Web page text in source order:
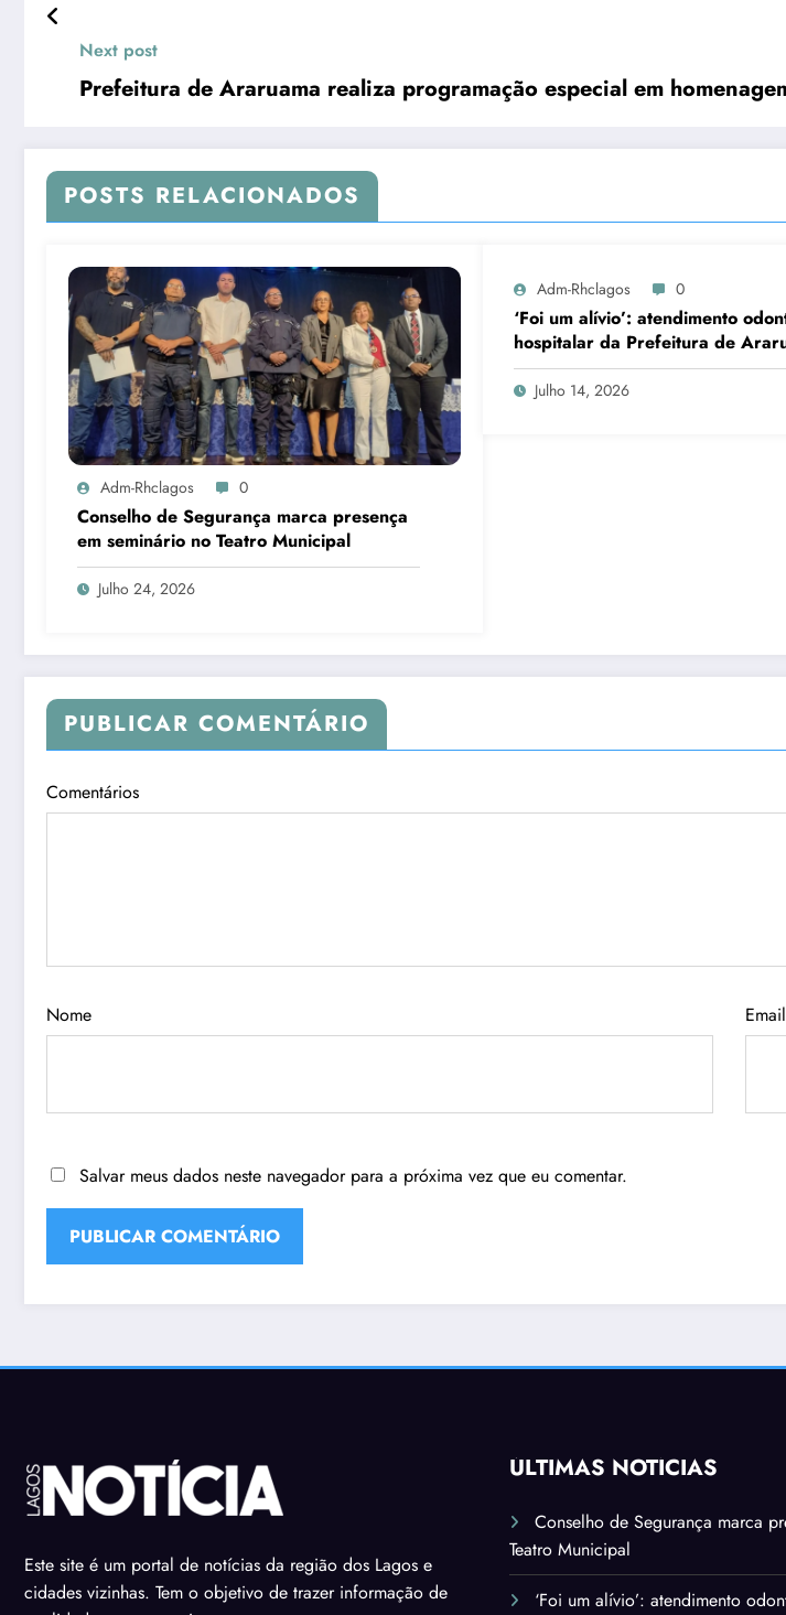
Next post
Prefeitura de Araruama realiza
POSTS RELACIONADOS
Adm-Rhclagos 0
Conselho de Segurança marca presença
em seminário no Teatro Municipal
Julho 24, 2026
Adm-Rhclagos 0
‘Foi um alívio’: atendimento
hospitalar da Prefeitura de
transforma rotina de famílias
Julho 14, 2026
PUBLICAR COMENTÁRIO
Comentários
Nome Email
Salvar meus dados neste navegador para a próxima vez que eu comentar.
Este site é um portal de notícias da região dos Lagos e
cidades vizinhas. Tem o objetivo de trazer informação de
ÚLTIMAS NOTÍCIAS
Conselho de Segurança marca
Teatro Municipal
‘Foi um alívio’: atendimento